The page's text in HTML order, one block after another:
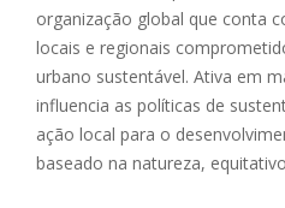
organização global que conta
locais e regionais
urbano sustentável. Ativa em
influencia as políticas de
ação local para o
baseado na natureza,